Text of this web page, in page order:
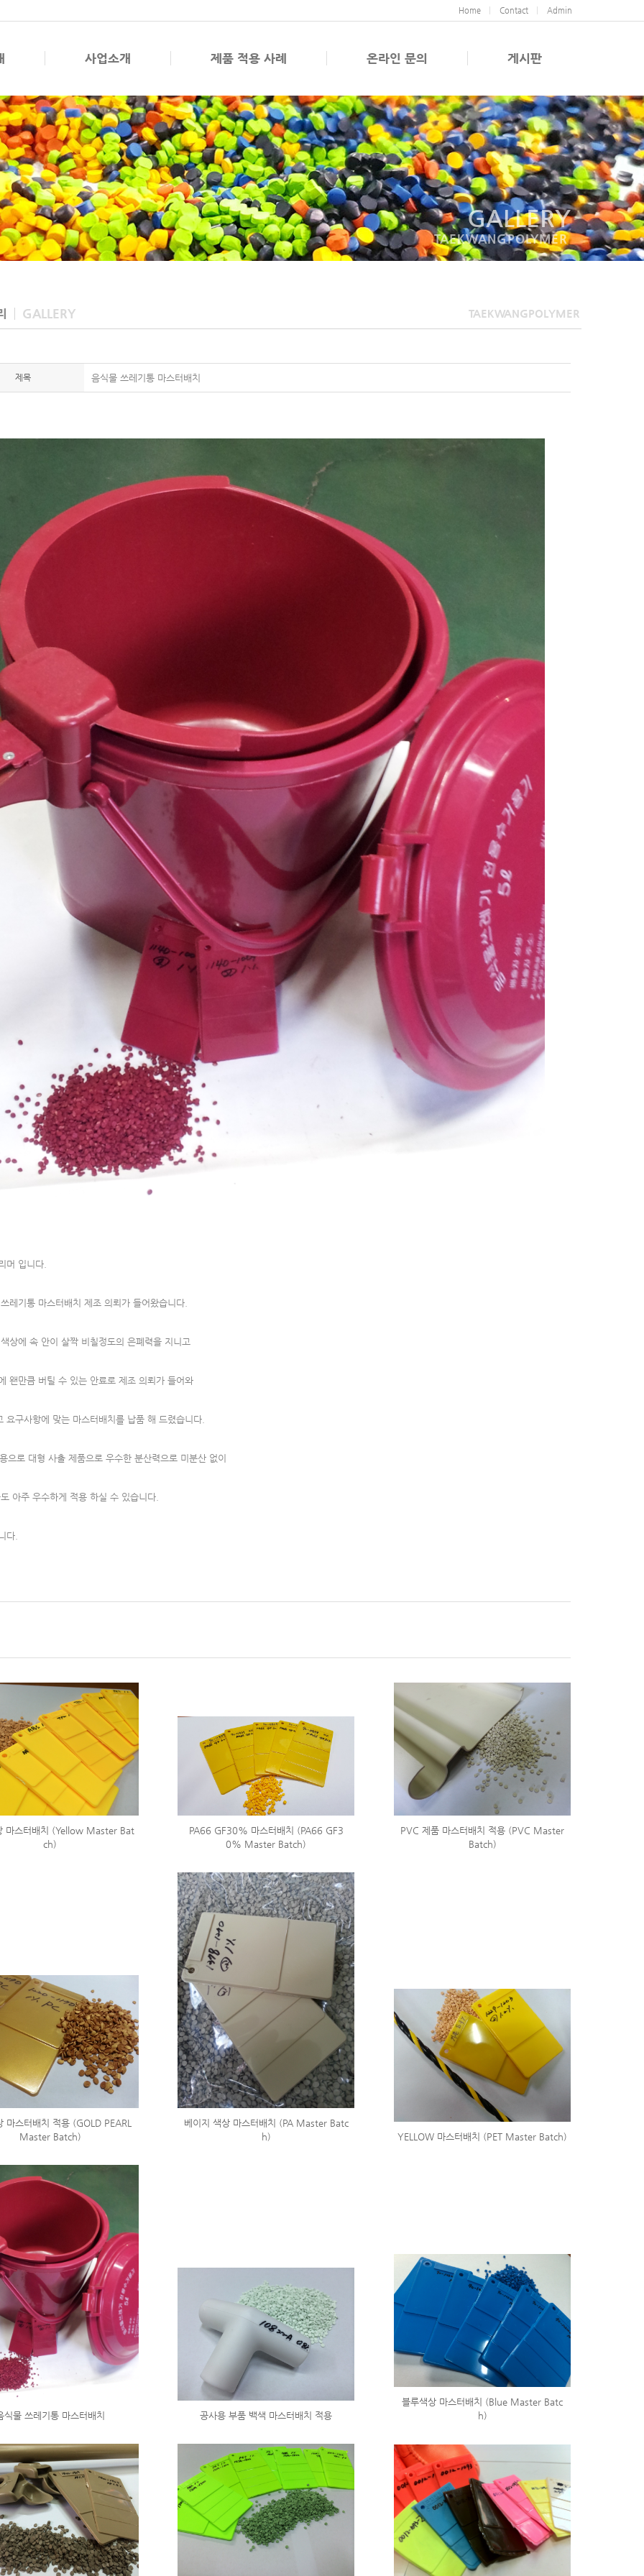
Home Contact Admin
사업소개 제품 적용 사례 온라인 문의 게시판
GALLERY
TAEKWANGPOLYMER
GALLERY TAEKWANGPOLYMER
제목 음식물 쓰레기통 마스터배치
머 입니다.
레기통 마스터배치 제조 의뢰가 들어왔습니다.
상에 속 안이 살짝 비칠정도의 은폐력을 지니고
왠만큼 버틸 수 있는 안료로 제조 의뢰가 들어와
요구사항에 맞는 마스터배치를 납품 해 드렸습니다.
로 대형 사출 제품으로 우수한 분산력으로 미분산 없이
아주 우수하게 적용 하실 수 있습니다.
다.
마스터배치 (Yellow Master Bat
ch)
PA66 GF30% 마스터배치 (PA66 GF3
0% Master Batch)
PVC 제품 마스터배치 적용 (PVC Master
Batch)
마스터배치 적용 (GOLD PEARL
Master Batch)
베이지 색상 마스터배치 (PA Master Batc
h)
YELLOW 마스터배치 (PET Master Batch)
식물 쓰레기통 마스터배치 공사용 부품 백색 마스터배치 적용
블루색상 마스터배치 (Blue Master Batc
h)